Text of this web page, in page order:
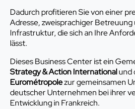
Dadurch profitieren Sie von einer
Adresse, zweisprachiger Betreuung
Infrastruktur, die sich an Ihre
lässt.
Dieses Business Center ist ein
Strategy & Action Internationalund
Eurométropolezur gemeinsamen
deutscher Unternehmen bei ihrer
Entwicklung in Frankreich.